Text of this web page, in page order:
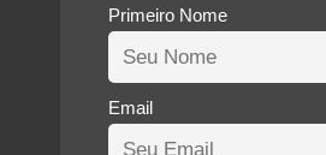
Primeiro Nome
Email